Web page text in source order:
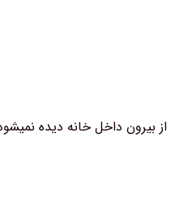
بیرون داخل خانه دیده